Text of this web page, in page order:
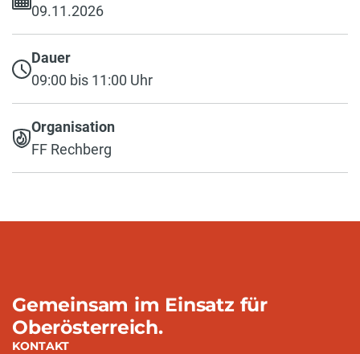
09.11.2026
Dauer
09:00 bis 11:00 Uhr
Organisation
FF Rechberg
Gemeinsam im Einsatz für
Oberösterreich.
KONTAKT